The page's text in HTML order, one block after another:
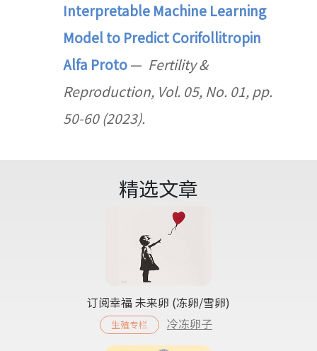
Interpretable Machine Learning
Model to Predict Corifollitropin
Alfa Proto— Fertility &
Reproduction, Vol. 05, No. 01, pp.
50-60 (2023).
精选文章
订阅幸福 未来卵 (冻卵/雪卵)
生殖专栏 冷冻卵子